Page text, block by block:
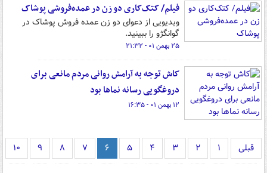
فیلم/ کتک‌کاری دو زن در عمده‌فروشی پوشاک
ویدیویی از دعوای دو زن عمده فروش پوشاک در
گوانگژو را ببینید.
۲۵ بهمن ۰۱ - ۲۱:۳۲
کاش توجه به آرامش روانی مردم مانعی برای
دروغگویی رسانه نماها بود
۱۲ بهمن ۰۱ - ۱۶:۳۵
قبلی ۱ ۲ ۳ ۴ ۵ ۶ ۷ ۸ ۹ ۱۰